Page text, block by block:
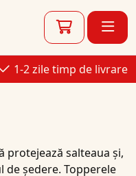
1-2 zile timp de livrare
protejează salteaua și,
de ședere. Topperele